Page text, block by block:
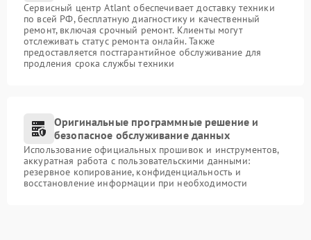
Сервисный центр Atlant обеспечивает доставку техники
по всей РФ, бесплатную диагностику и качественный
ремонт, включая срочный ремонт. Клиенты могут
отслеживать статус ремонта онлайн. Также
предоставляется постгарантийное обслуживание для
продления срока службы техники
Оригинальные программные решение и
безопасное обслуживание данных
Использование официальных прошивок и инструментов,
аккуратная работа с пользовательскими данными:
резервное копирование, конфиденциальность и
восстановление информации при необходимости